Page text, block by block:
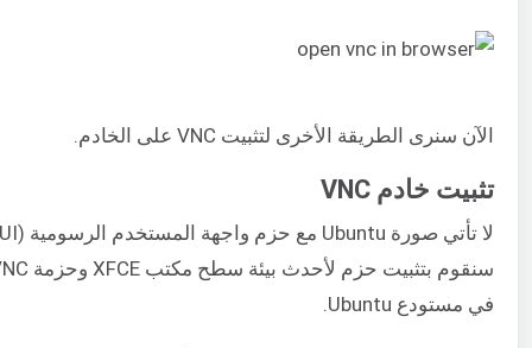
الآن سنرى الطريقة الأخرى لتثبيت VNC على الخادم.
تثبيت خادم VNC
في مستودع Ubuntu.